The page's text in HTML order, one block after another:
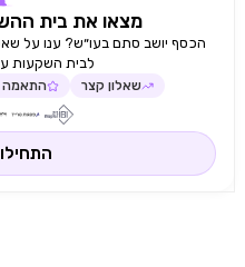
מצאו את בית
הכסף יושב סתם בעו״ש? ענו על
לבית השקעות
שאלון קצר התאמה